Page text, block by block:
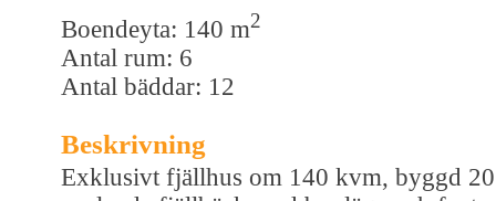
Boendeyta: 140 m2
Antal rum: 6
Antal bäddar: 12
Beskrivning
Exklusivt fjällhus om 140 kvm, byggd